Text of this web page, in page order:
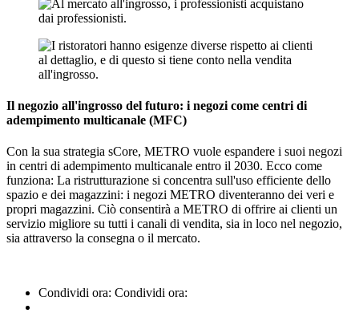
Il negozio all'ingrosso del futuro: i negozi come centri di
adempimento multicanale (MFC)
Con la sua strategia sCore, METRO vuole espandere i suoi negozi
in centri di adempimento multicanale entro il 2030. Ecco come
funziona: La ristrutturazione si concentra sull'uso efficiente dello
spazio e dei magazzini: i negozi METRO diventeranno dei veri e
propri magazzini. Ciò consentirà a METRO di offrire ai clienti un
servizio migliore su tutti i canali di vendita, sia in loco nel negozio,
sia attraverso la consegna o il mercato.
Condividi ora: Condividi ora: